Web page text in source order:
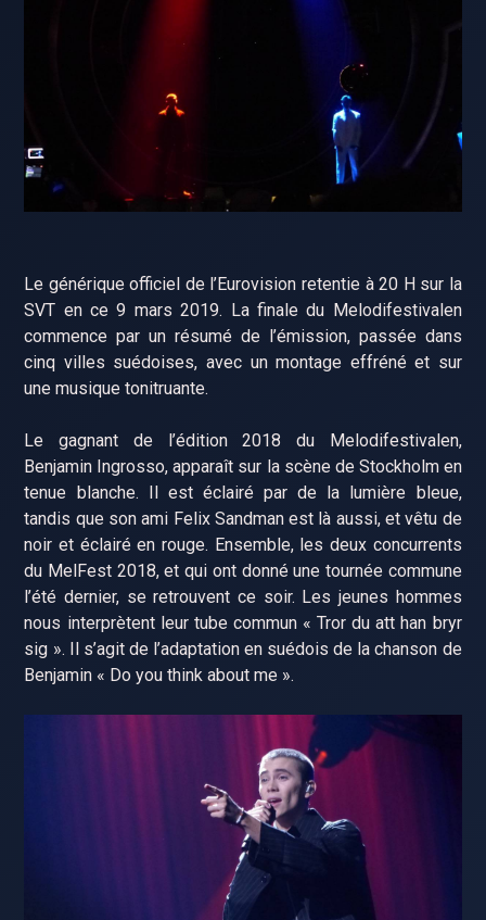
Le générique officiel de l’Eurovision retentie à 20 H sur la
SVT en ce 9 mars 2019. La finale du Melodifestivalen
commence par un résumé de l’émission, passée dans
cinq villes suédoises, avec un montage effréné et sur
une musique tonitruante.
Le gagnant de l’édition 2018 du Melodifestivalen,
Benjamin Ingrosso, apparaît sur la scène de Stockholm en
tenue blanche. Il est éclairé par de la lumière bleue,
tandis que son ami Felix Sandman est là aussi, et vêtu de
noir et éclairé en rouge. Ensemble, les deux concurrents
du MelFest 2018, et qui ont donné une tournée commune
l’été dernier, se retrouvent ce soir. Les jeunes hommes
nous interprètent leur tube commun « Tror du att han bryr
sig ». Il s’agit de l’adaptation en suédois de la chanson de
Benjamin « Do you think about me ».